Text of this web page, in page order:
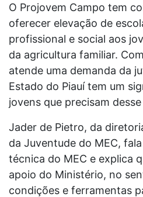
O Projovem Campo tem
oferecer elevação de
profissional e social aos
da agricultura familiar.
atende uma demanda da
Estado do Piauí tem um
jovens que precisam
Jader de Pietro, da
da Juventude do MEC,
técnica do MEC e explica
apoio do Ministério, no
condições e ferramentas